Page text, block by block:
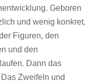
Geboren
und wenig konkret,
Figuren, den
und den
Dann das
Zweifeln und